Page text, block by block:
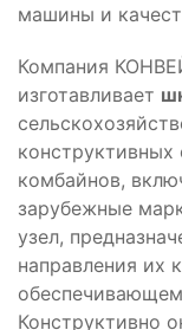
машины и
Компания
изготавливает
комбайнов,
зарубежные
узел,
направления их
Конструктивно